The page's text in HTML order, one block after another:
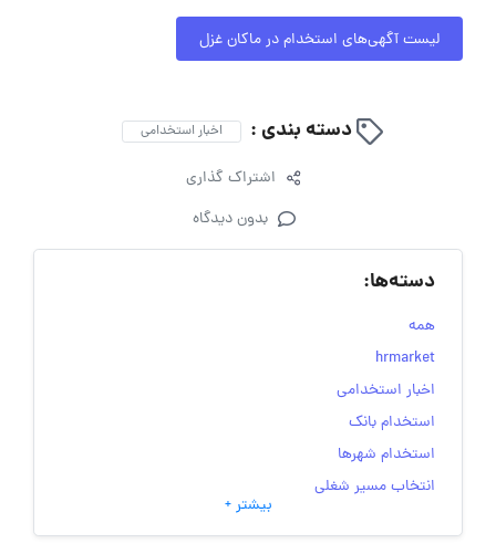
لیست آگهی‌های استخدام در ماکان غزل
دسته بندی : اخبار استخدامی
اشتراک گذاری
بدون دیدگاه
دسته‌ها:
همه
hrmarket
اخبار استخدامی
استخدام بانک
استخدام شهرها
انتخاب مسیر شغلی
به‌روزرسانی‌های سایت (کارجویی)
بیشتر +